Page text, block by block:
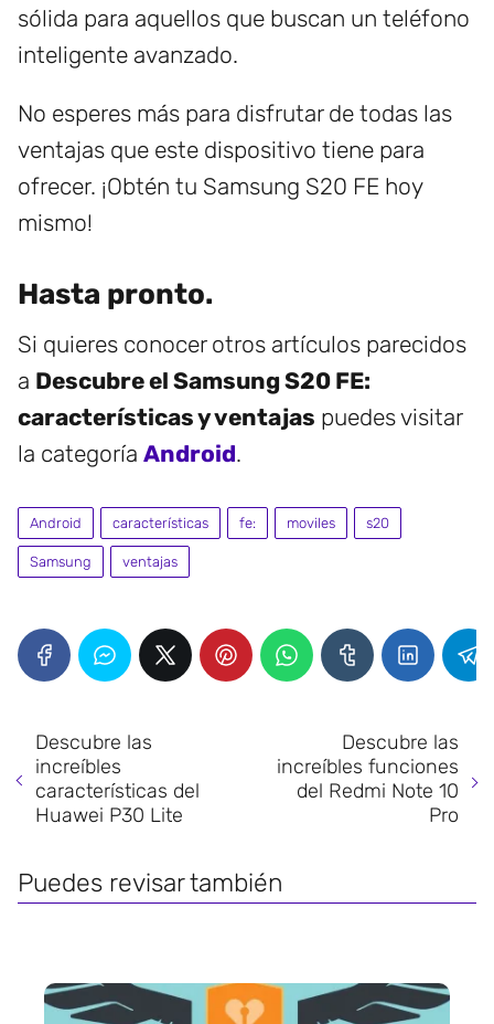
sólida para aquellos que buscan un teléfono
inteligente avanzado.
No esperes más para disfrutar de todas las
ventajas que este dispositivo tiene para
ofrecer. ¡Obtén tu Samsung S20 FE hoy
mismo!
Hasta pronto.
Si quieres conocer otros artículos parecidos
a Descubre el Samsung S20 FE:
características y ventajas puedes visitar
la categoría Android.
Android características fe: moviles s20
Samsung ventajas
Descubre las
increíbles
características del
Huawei P30 Lite
Descubre las
increíbles funciones
del Redmi Note 10
Pro
Puedes revisar también